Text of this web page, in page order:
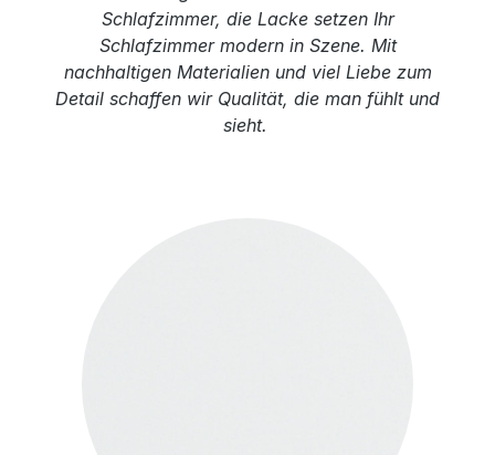
Schlafzimmer, die Lacke setzen Ihr
Schlafzimmer modern in Szene. Mit
nachhaltigen Materialien und viel Liebe zum
Detail schaffen wir Qualität, die man fühlt und
sieht.